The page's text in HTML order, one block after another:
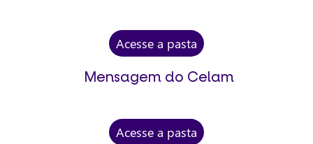
Acesse a pasta
Mensagem do Celam
Acesse a pasta